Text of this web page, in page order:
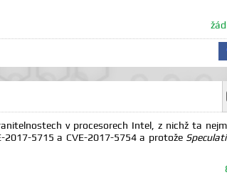
v procesorech Intel, z nichž ta
2017-5715 a CVE-2017-5754 a protože